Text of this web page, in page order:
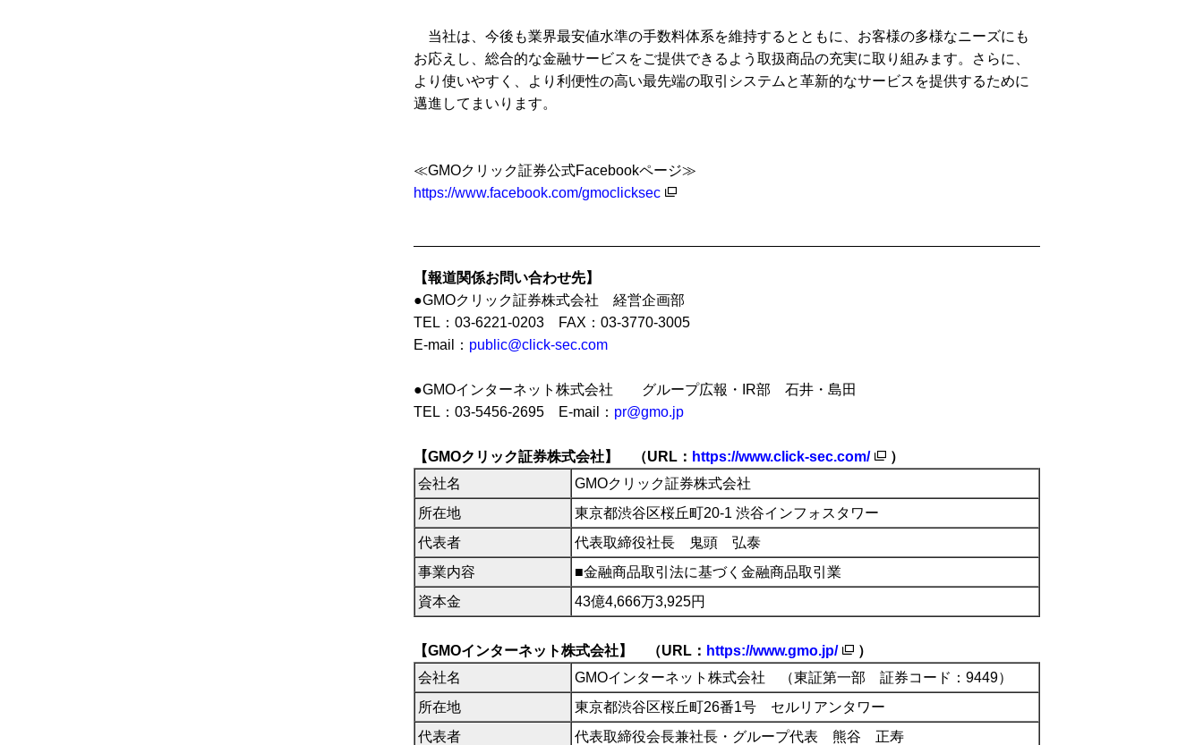
当社は、今後も業界最安値水準の手数料体系を維持するとともに、お客様の多様なニーズにも
お応えし、総合的な金融サービスをご提供できるよう取扱商品の充実に取り組みます。さらに、
より使いやすく、より利便性の高い最先端の取引システムと革新的なサービスを提供するために
邁進してまいります。
≪GMOクリック証券公式Facebookページ≫
https://www.facebook.com/gmoclicksec
【報道関係お問い合わせ先】
●GMOクリック証券株式会社 経営企画部
TEL：03-6221-0203 FAX：03-3770-3005
E-mail： public@click-sec.com
●GMOインターネット株式会社 グループ広報・IR部 石井・島田
TEL：03-5456-2695 E-mail： pr@gmo.jp
【GMOクリック証券株式会社】 （URL： https://www.click-sec.com/
）
会社名
GMOクリック証券株式会社
所在地
東京都渋谷区桜丘町20-1 渋谷インフォスタワー
代表者
代表取締役社長 鬼頭 弘泰
事業内容
■金融商品取引法に基づく金融商品取引業
資本金
43億4,666万3,925円
【GMOインターネット株式会社】 （URL： https://www.gmo.jp/
）
会社名
GMOインターネット株式会社 （東証第一部 証券コード：9449）
所在地
東京都渋谷区桜丘町26番1号 セルリアンタワー
代表者
代表取締役会長兼社長・グループ代表 熊谷 正寿